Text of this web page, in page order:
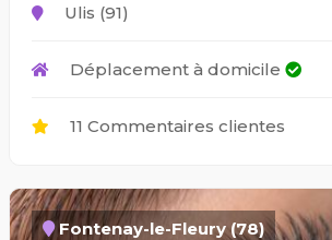
Ulis (91)
Déplacement à domicile
11 Commentaires clientes
Fontenay-le-Fleury (78)